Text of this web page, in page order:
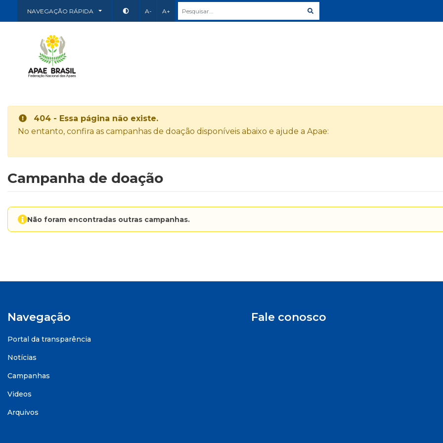
NAVEGAÇÃO RÁPIDA A- A+
404 - Essa página não existe.
No entanto, confira as campanhas de doação disponíveis abaixo e ajude a Apae:
Campanha de doação
Não foram encontradas outras campanhas.
Navegação
Portal da transparência
Notícias
Campanhas
Videos
Arquivos
Fale conosco